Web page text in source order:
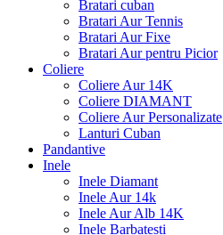
Bratari cuban
Bratari Aur Tennis
Bratari Aur Fixe
Bratari Aur pentru Picior
Coliere
Coliere Aur 14K
Coliere DIAMANT
Coliere Aur Personalizate
Lanturi Cuban
Pandantive
Inele
Inele Diamant
Inele Aur 14k
Inele Aur Alb 14K
Inele Barbatesti